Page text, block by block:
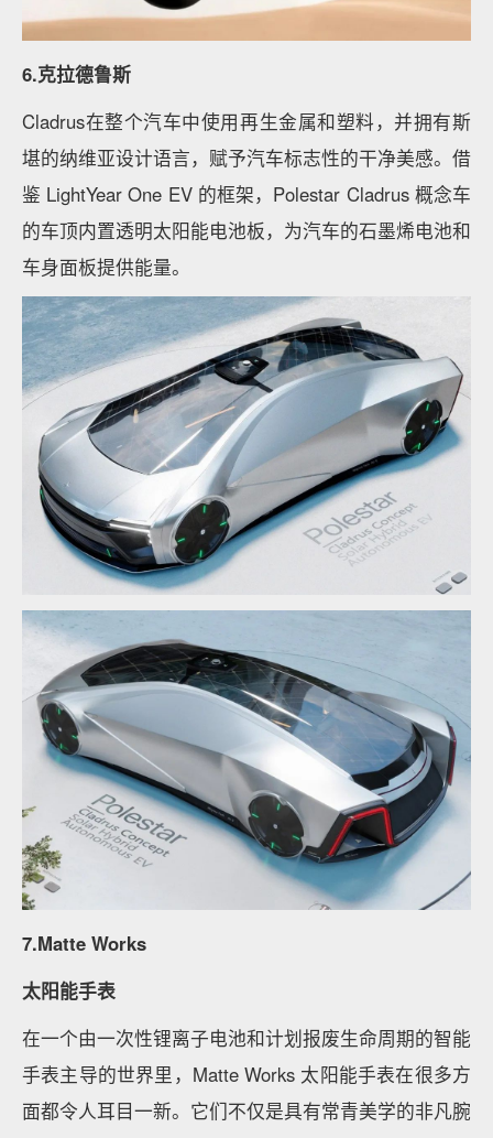
6.克拉德鲁斯
Cladrus在整个汽车中使用再生金属和塑料，并拥有斯
堪的纳维亚设计语言，赋予汽车标志性的干净美感。借
鉴 LightYear One EV 的框架，Polestar Cladrus 概念车
的车顶内置透明太阳能电池板，为汽车的石墨烯电池和
车身面板提供能量。
7.Matte Works
太阳能手表
在一个由一次性锂离子电池和计划报废生命周期的智能
手表主导的世界里，Matte Works 太阳能手表在很多方
面都令人耳目一新。它们不仅是具有常青美学的非凡腕